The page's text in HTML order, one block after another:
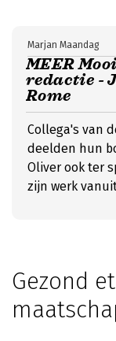
MEER
redactie -
Rome
Marjan Maandag
Collega's van
deelden hun
Oliver ook ter
zijn werk
Gezond